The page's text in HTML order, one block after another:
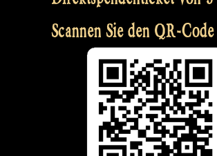
Scannen Sie den QR-Code